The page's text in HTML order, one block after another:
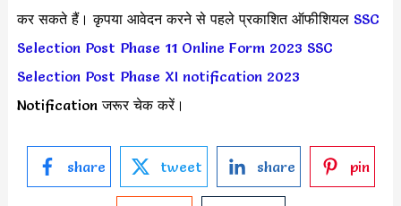
कर सकते हैं। कृपया आवेदन करने से पहले प्रकाशित ऑफीशियल SSC
Selection Post Phase 11 Online Form 2023 SSC
Selection Post Phase XI notification 2023
Notification जरूर चेक करें।
share tweet share pin